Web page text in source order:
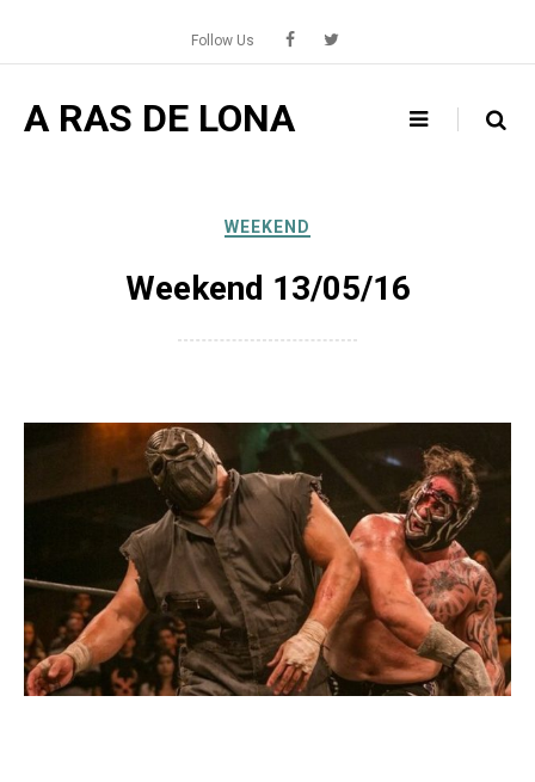
content
Follow Us
A RAS DE LONA
WEEKEND
Weekend 13/05/16